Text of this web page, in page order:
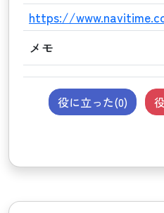
https://
メモ
役に立った(0)